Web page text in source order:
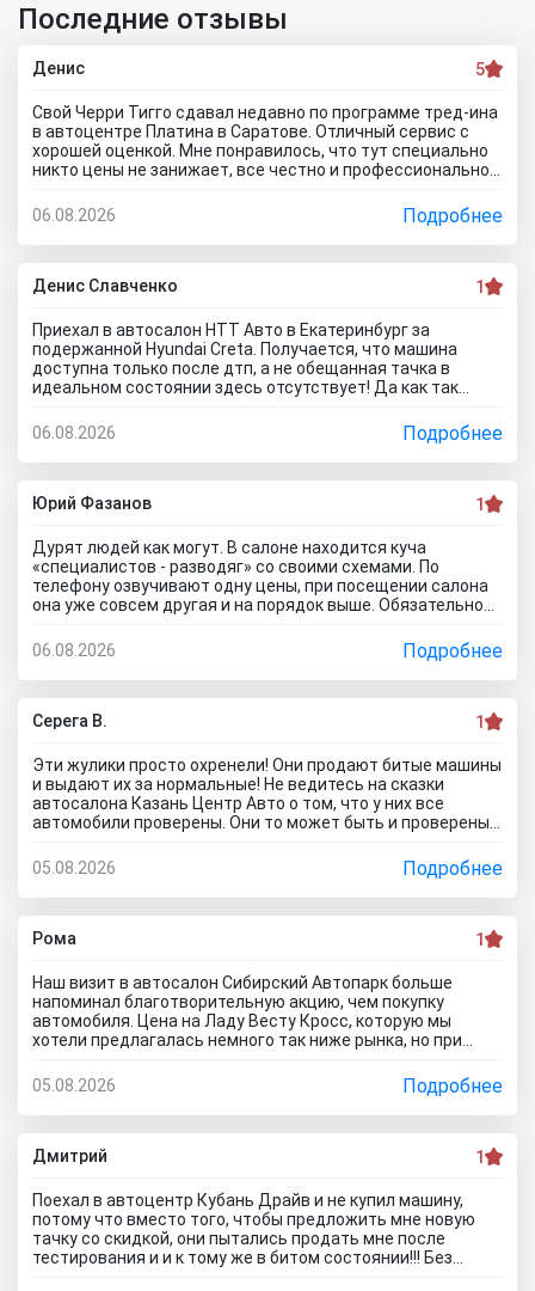
Последние отзывы
Денис 5
Свой Черри Тигго сдавал недавно по программе тред-ина
в автоцентре Платина в Саратове. Отличный сервис с
хорошей оценкой. Мне понравилось, что тут специально
никто цены не занижает, все честно и профессионально.
предложили подготовку провести тут в салоне. Для
клиента это важно, самому возиться не надо. Сделали
все быстро и поставили нормальную цену. Теперь буду
ждать , пока тачку продадут, не сомневаюсь , что быстро
справятся так как тут работают профессионалы.
06.08.2026 Подробнее
Денис Славченко 1
Приехал в автосалон НТТ Авто в Екатеринбург за
подержанной Hyundai Creta. Получается, что машина
доступна только после дтп, а не обещанная тачка в
идеальном состоянии здесь отсутствует! Да как так
почти не ездила! Я ушел из салона, потому что мне такой
расклад не подходит. Битое авто я могу купить и с рук и
намного дешевле, чем тут... Сожаления только о
потерянном времени которого можно было избежать
если бы я почитал отзывы об автоцентре Нтт авто до
82В.
06.08.2026 Подробнее
Юрий Фазанов 1
Дурят людей как могут. В салоне находится куча
«специалистов - разводяг» со своими схемами. По
телефону озвучивают одну цены, при посещении салона
она уже совсем другая и на порядок выше. Обязательное
соответственно цена на авто вырастет на приличную
сумму. По телефону озвучивают каско якобы первый год в
подарок, а потом на ваше усмотрение и страхование
жизни не обязательно, если работа не связана с риском
для жизни. Автомобиль типо находится на складе.
привезут его. Какой будет автомобиль? По отзывам об
автосалоне Авиатор были случаи со скрученным
пробегом и рядом недостатков. Народ, не тратьте время
и деньги. Будьте бдительны! Обманщикам в карму все
равно влетит как не крути...
06.08.2026 Подробнее
Серега В. 1
Эти жулики просто охренели! Они продают битые машины
и выдают их за нормальные! Не ведитесь на сказки
автосалона Казань Центр Авто о том, что у них все
автомобили проверены. Они то может быть и проверены,
тоже осматривал такой «проверенный» автомобиль.
Оказалось, что у машины кривой кузов и плавают зазоры
по всей морде! А всё потому что после ДТП не вытянуты
нормально лонжероны и полки крыла, да и без разницы
мне это по сути... факт что врут как по техническим
цены на них, которые НАМНОГО ВЫШЕ обещанных на
сайте.. Говорят ну мы же пишем что сайт не оферта, все
надо уточнять.... так я по телефону уточнял мне тоже
самое сказали что стоимость машины актуальна..развод
какойто..почитал что пишут в отзывах об автосалоне
рекламе и приехал прямиком в лапы перекупщиков!
05.08.2026 Подробнее
Рома 1
Наш визит в автосалон Сибирский Автопарк больше
напоминал благотворительную акцию, чем покупку
автомобиля. Цена на Ладу Весту Кросс, которую мы
хотели предлагалась немного так ниже рынка, но при
стоимость. Договор вышел сомнительный, куча лишнего,
и мы чувствовали, что они нас за лохов принимают. Не
рекомендуем этот автоцентр с микрорайона Летный 12
никому... в Новосибирске есть куча нормальных
автодилеров, поэтому на этих перекупов время лучше не
05.08.2026 Подробнее
Дмитрий 1
Поехал в автоцентр Кубань Драйв и не купил машину,
потому что вместо того, чтобы предложить мне новую
тачку со скидкой, они пытались продать мне после
тестирования и и к тому же в битом состоянии!!! Без